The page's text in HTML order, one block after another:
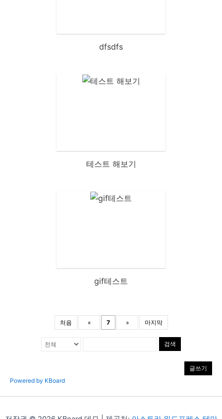
dfsdfs
테스트 해보기
gif테스트
처음 « 7 » 마지막
검색
글쓰기
Powered by KBoard